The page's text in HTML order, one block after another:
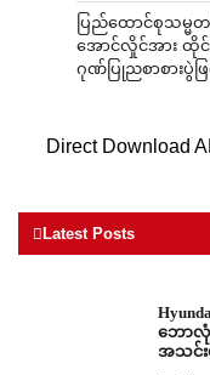
ပြည်ထောင်စုသမ္မတ
အောင်လှိုင်အား ထိုင်
ဂုဏ်ပြုညစာစားပွဲ
Direct Download
Latest Posts
ဘောလုံ
အသင်